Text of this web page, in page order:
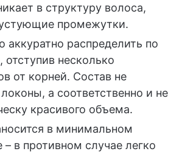
в структуру волоса,
промежутки.
аккуратно распределить по
отступив несколько
от корней. Состав не
а соответственно и не
красивого объема.
в минимальном
– в противном случае легко